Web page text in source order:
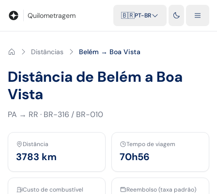
Quilometragem 🇧🇷PT-BR
Distâncias Belém → Boa Vista
Distância de Belém a Boa
Vista
PA → RR · BR-316 / BR-010
Distância
3783 km
Tempo de viagem
70h56
Custo de combustível Reembolso (taxa padrão)